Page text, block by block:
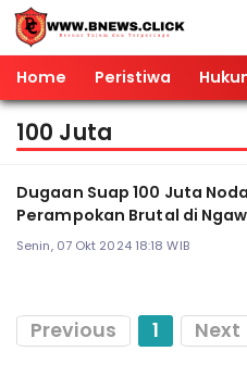
Home Peristiwa
100 Juta
Dugaan Suap 100 Juta
Perampokan Brutal di
Senin, 07 Okt 2024 18:18 WIB
Previous 1 Next